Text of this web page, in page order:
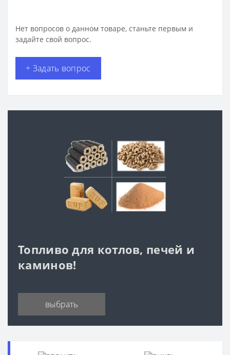
Нет вопросов о данном товаре, станьте первым и
задайте свой вопрос.
+ Задать вопрос
Топливо для котлов, печей и
каминов!
выбрать